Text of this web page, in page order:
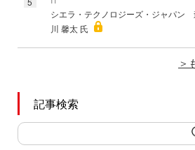
シエラ・テクノロジーズ・ジャパン
川 馨太 氏
記事検索